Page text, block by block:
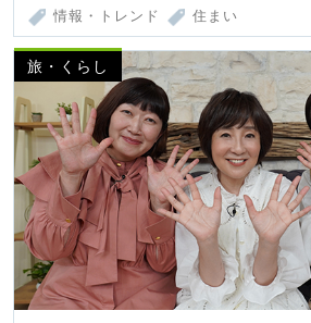
情報・トレンド 住まい
旅・くらし